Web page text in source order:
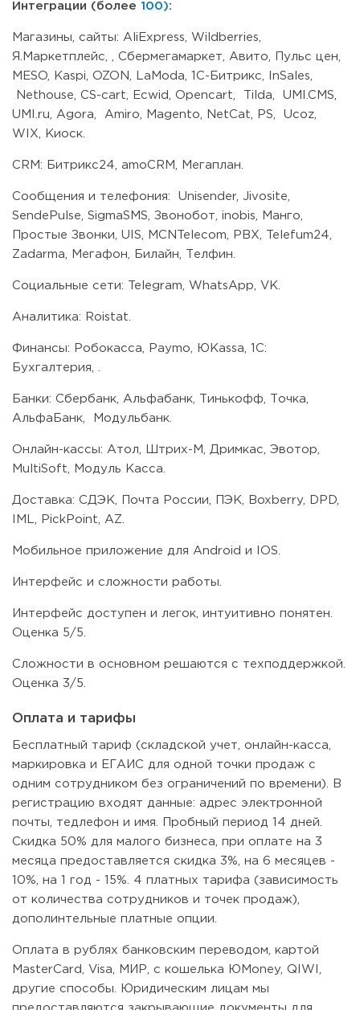
Интеграции (более 100):
Магазины, сайты: AliExpress, Wildberries,
Я.Маркетплейс, , Сбермегамаркет, Авито, Пульс цен,
MESO, Kaspi, OZON, LaModa, 1С-Битрикс, InSales,
Nethouse, CS-cart, Ecwid, Openсart, Tilda, UMI.CMS,
UMI.ru, Agora, Amiro, Magento, NetCat, PS, Ucoz,
WIX, Киоск.
CRM: Битрикс24, amoCRM, Мегаплан.
Сообщения и телефония: Unisender, Jivosite,
SendePulse, SigmaSMS, Звонобот, inobis, Манго,
Простые Звонки, UIS, MCNTelecom, PBX, Telefum24,
Zadarma, Мегафон, Билайн, Телфин.
Социальные сети: Telegram, WhatsApp, VK.
Аналитика: Roistat.
Финансы: Робокасса, Paymo, ЮKassa, 1С:
Бухгалтерия, .
Банки: Сбербанк, Альфабанк, Тинькофф, Точка,
АльфаБанк, Модульбанк.
Онлайн-кассы: Атол, Штрих-М, Дримкас, Эвотор,
MultiSoft, Модуль Касса.
Доставка: СДЭК, Почта России, ПЭК, Boxberry, DPD,
IML, PickPoint, AZ.
Мобильное приложение для Android и IOS.
Интерфейс и сложности работы.
Интерфейс доступен и легок, интуитивно понятен.
Оценка 5/5.
Сложности в основном решаются с техподдержкой.
Оценка 3/5.
Оплата и тарифы
Бесплатный тариф (складской учет, онлайн-касса,
маркировка и ЕГАИС для одной точки продаж с
одним сотрудником без ограничений по времени). В
регистрацию входят данные: адрес электронной
почты, тедлефон и имя. Пробный период 14 дней.
Скидка 50% для малого бизнеса, при оплате на 3
месяца предоставляется скидка 3%, на 6 месяцев -
10%, на 1 год - 15%. 4 платных тарифа (зависимость
от количества сотрудников и точек продаж),
дополинтельные платные опции.
Оплата в рублях банковским переводом, картой
MasterCard, Visa, МИР, с кошелька ЮMoney, QIWI,
другие способы. Юридическим лицам мы